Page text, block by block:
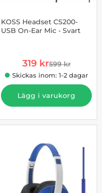
KOSS Headset CS200-
USB On-Ear Mic - Svart
rea pris
319 krtidigare pris
599 kr
Skickas inom: 1-2 dagar
Lägg i varukorg